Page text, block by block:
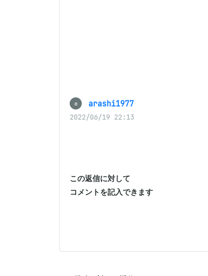
a arashi1977
2022/06/19 22:13
この返信に対して
コメントを記入できます